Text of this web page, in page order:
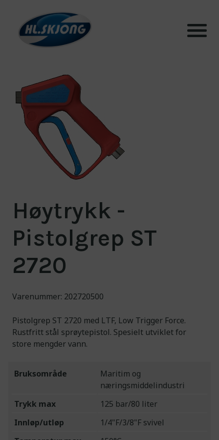
Testhall og lab
Bærekraft
Kontakt
Engineering for a
cleaner world
Høytrykk -
Pistolgrep ST
2720
Varenummer: 202720500
Pistolgrep ST 2720 med LTF, Low Trigger Force.
Rustfritt stål sprøytepistol. Spesielt utviklet for
store mengder vann.
Bruksområde
Maritim og
næringsmiddelindustri
Trykk max
125 bar/80 liter
Innløp/utløp
1/4"F/3/8"F svivel